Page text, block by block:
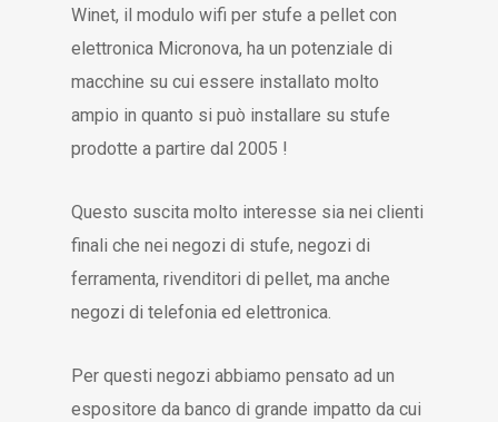
Winet, il modulo wifi per stufe a pellet con
elettronica Micronova, ha un potenziale di
macchine su cui essere installato molto
ampio in quanto si può installare su stufe
prodotte a partire dal 2005 !
Questo suscita molto interesse sia nei clienti
finali che nei negozi di stufe, negozi di
ferramenta, rivenditori di pellet, ma anche
negozi di telefonia ed elettronica.
Per questi negozi abbiamo pensato ad un
espositore da banco di grande impatto da cui